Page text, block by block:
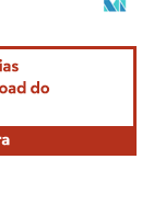
conforme CC BY 4.0.